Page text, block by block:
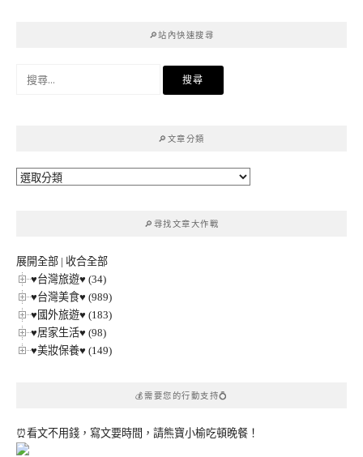
🔎站內快速搜尋
🔎文章分類
🔎
🔎尋找文章大作戰
展開全部 | 收合全部
♥台灣旅遊♥ (34)
♥台灣美食♥ (989)
♥國外旅遊♥ (183)
♥居家生活♥ (98)
♥美妝保養♥ (149)
💰需要您的行動支持💍
⏰看文不用錢，寫文要時間，請熊寶小榆吃頓晚餐！